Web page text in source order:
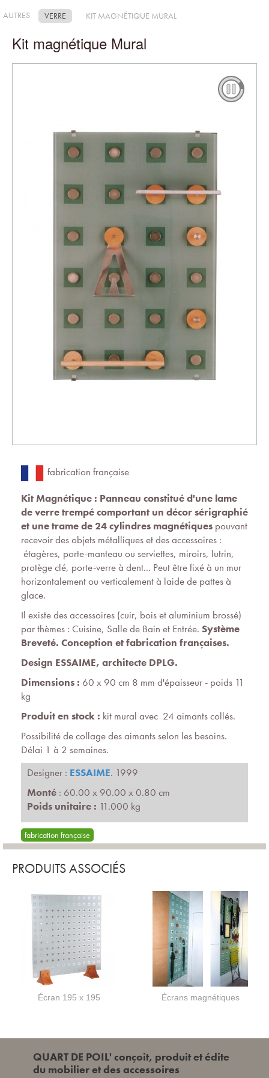
AUTRES VERRE KIT MAGNÉTIQUE MURAL
Kit magnétique Mural
fabrication française
Kit Magnétique : Panneau constitué d'une lame
de verre trempé comportant un décor sérigraphié
et une trame de 24 cylindres magnétiques pouvant
recevoir des objets métalliques et des accessoires :
étagères, porte-manteau ou serviettes, miroirs, lutrin,
protège clé, porte-verre à dent... Peut être fixé à un mur
horizontalement ou verticalement à laide de pattes à
glace.
Il existe des accessoires (cuir, bois et aluminium brossé)
par thèmes : Cuisine, Salle de Bain et Entrée. Système
Breveté. Conception et fabrication françaises.
Design ESSAIME, architecte DPLG.
Dimensions : 60 x 90 cm 8 mm d'épaisseur - poids 11
kg
Produit en stock : kit mural avec 24 aimants collés.
Possibilité de collage des aimants selon les besoins.
Délai 1 à 2 semaines.
Designer : ESSAIME. 1999
Monté : 60.00 x 90.00 x 0.80 cm
Poids unitaire : 11.000 kg
fabrication française
PRODUITS ASSOCIÉS
Écran 195 x 195 Écrans magnétiques
QUART DE POIL' conçoit, produit et édite
du mobilier et des accessoires